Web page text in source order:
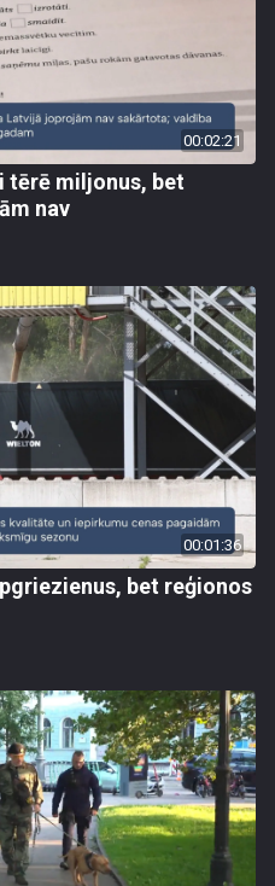
00:02:21
tērē miljonus, bet
nav
00:01:36
bet reģionos